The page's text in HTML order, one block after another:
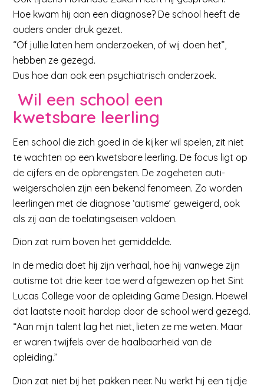
Hoe kwam hij aan een diagnose? De school heeft de
ouders onder druk gezet.
“Of jullie laten hem onderzoeken, of wij doen het”,
hebben ze gezegd.
Dus hoe dan ook een psychiatrisch onderzoek.
Wil een school een
kwetsbare leerling
Een school die zich goed in de kijker wil spelen, zit niet
te wachten op een kwetsbare leerling. De focus ligt op
de cijfers en de opbrengsten. De zogeheten auti-
weigerscholen zijn een bekend fenomeen. Zo worden
leerlingen met de diagnose ‘autisme’ geweigerd, ook
als zij aan de toelatingseisen voldoen.
Dion zat ruim boven het gemiddelde.
In de media doet hij zijn verhaal, hoe hij vanwege zijn
autisme tot drie keer toe werd afgewezen op het Sint
Lucas College voor de opleiding Game Design. Hoewel
dat laatste nooit hardop door de school werd gezegd.
“Aan mijn talent lag het niet, lieten ze me weten. Maar
er waren twijfels over de haalbaarheid van de
opleiding.”
Dion zat niet bij het pakken neer. Nu werkt hij een tijdje